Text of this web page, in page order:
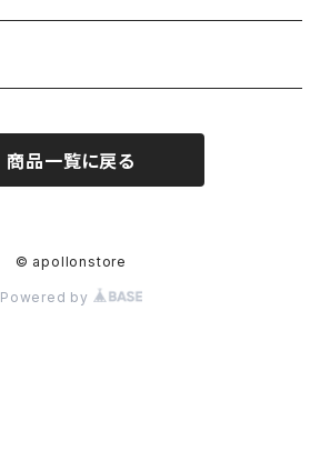
商品一覧に戻る
© apollonstore
Powered by